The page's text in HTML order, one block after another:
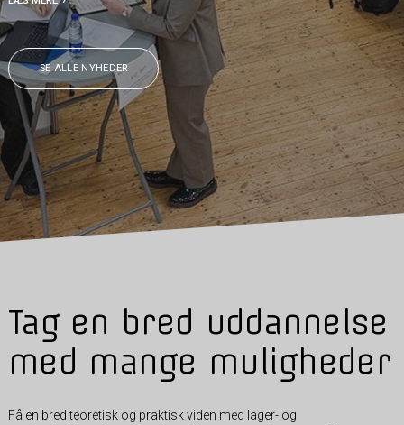
SE ALLE NYHEDER
Tag en bred uddannelse
med mange muligheder
Få en bred teoretisk og praktisk viden med lager- og